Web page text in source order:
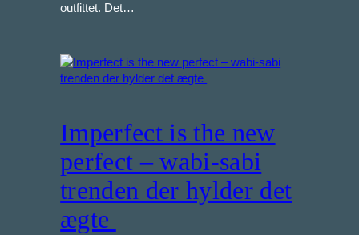
outfittet. Det…
Imperfect is the new
perfect – wabi-sabi
trenden der hylder det
ægte